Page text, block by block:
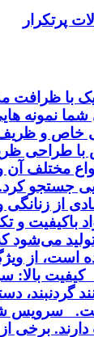
پرتکرار
با
شما
و ظریف
جستجو
از زنانگی
تولید
است، از
بالا: